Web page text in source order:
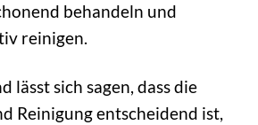
behandeln und
reinigen.
lässt sich sagen, dass die
Reinigung entscheidend ist,